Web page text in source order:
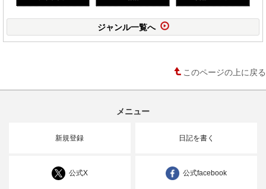
ジャンル一覧へ
このページの上に戻る
メニュー
新規登録 日記を書く
公式X 公式facebook